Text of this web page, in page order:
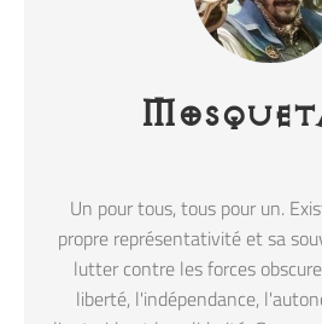
Un pour tous, tous pour un.
propre représentativité et sa
lutter contre les forces
liberté, l'indépendance,